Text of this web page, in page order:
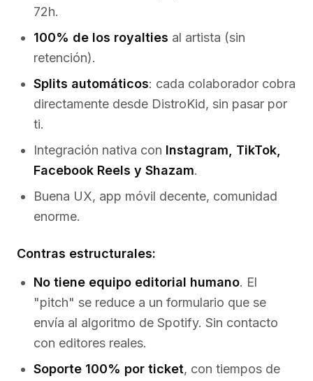
72h.
100% de los royalties al artista (sin
retención).
Splits automáticos: cada colaborador cobra
directamente desde DistroKid, sin pasar por
ti.
Integración nativa con Instagram, TikTok,
Facebook Reels y Shazam.
Buena UX, app móvil decente, comunidad
enorme.
Contras estructurales:
No tiene equipo editorial humano. El
"pitch" se reduce a un formulario que se
envía al algoritmo de Spotify. Sin contacto
con editores reales.
Soporte 100% por ticket, con tiempos de